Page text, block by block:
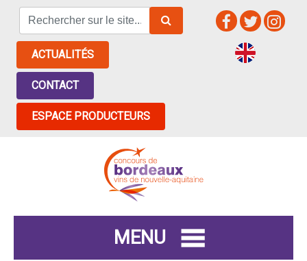
ACTUALITÉS
CONTACT
ESPACE PRODUCTEURS
MENU